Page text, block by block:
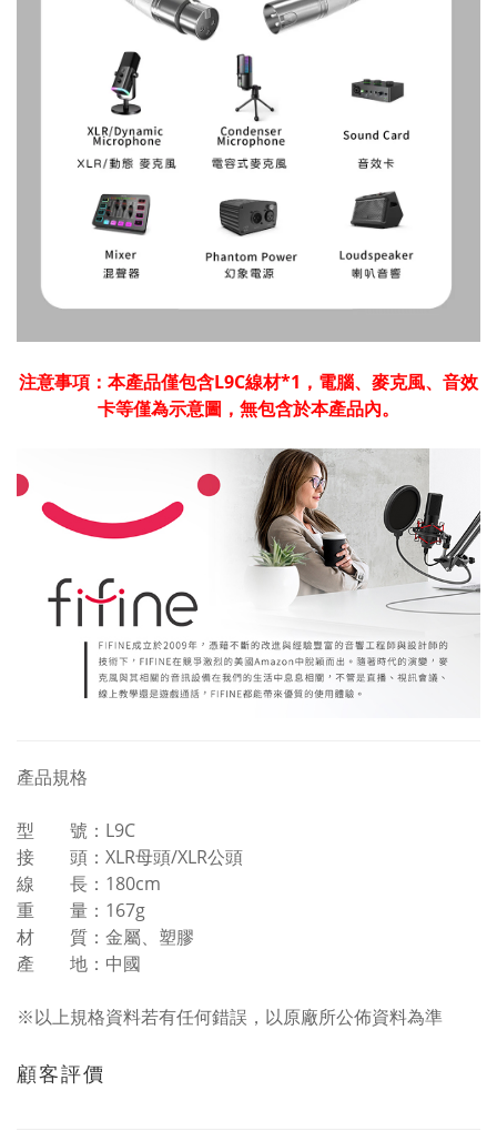
注意事項：本產品僅包含L9C線材*1，電腦、麥克風、音效
卡等僅為示意圖，無包含於本產品內。
產品規格
型 號：L9C
接 頭：XLR母頭/XLR公頭
線 長：180cm
重 量：167g
材 質：金屬、塑膠
產 地：中國
※以上規格資料若有任何錯誤，以原廠所公佈資料為準
顧客評價